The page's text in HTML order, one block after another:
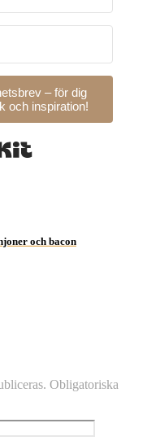
– för dig
och inspiration!
och bacon
Obligatoriska